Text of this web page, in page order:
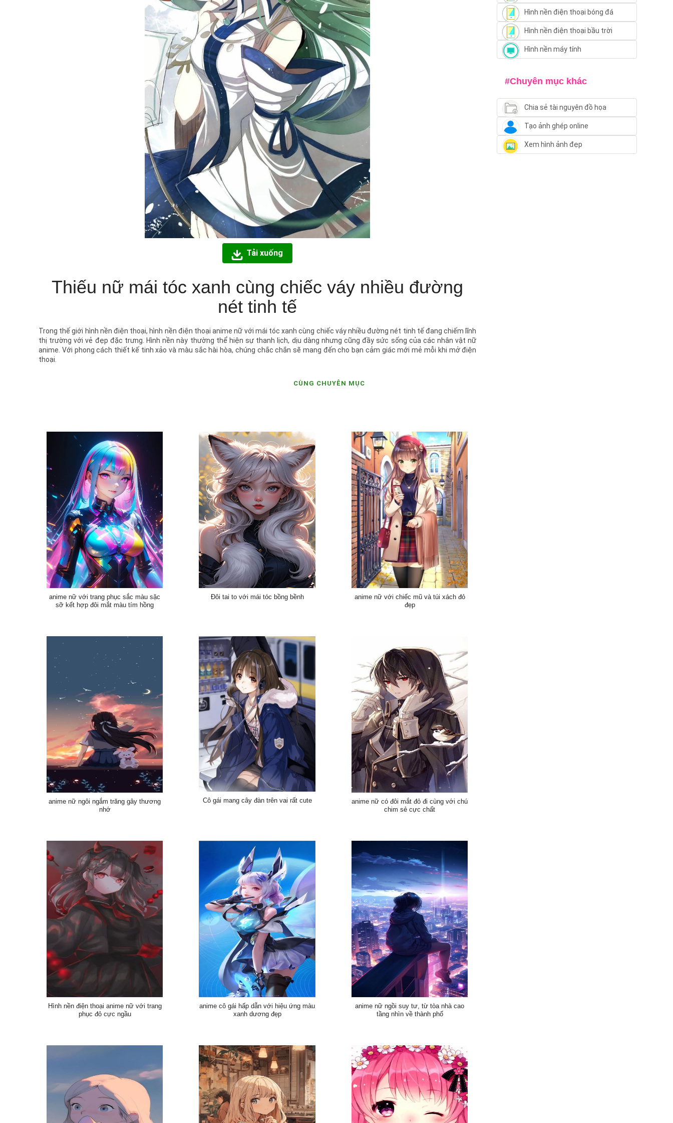
Tải xuống
Thiếu nữ mái tóc xanh cùng chiếc váy nhiều đường
nét tinh tế
Trong thế giới hình nền điện thoại, hình nền điện thoại anime nữ với mái tóc xanh cùng chiếc váy nhiều đường nét tinh tế đang chiếm lĩnh
thị trường với vẻ đẹp đặc trưng. Hình nền này thường thể hiện sự thanh lịch, dịu dàng nhưng cũng đầy sức sống của các nhân vật nữ
anime. Với phong cách thiết kế tinh xảo và màu sắc hài hòa, chúng chắc chắn sẽ mang đến cho bạn cảm giác mới mẻ mỗi khi mở điện
thoại.
CÙNG CHUYÊN MỤC
anime nữ với trang phục sắc màu sặc
sỡ kết hợp đôi mắt màu tím hồng
Đôi tai to với mái tóc bồng bềnh
anime nữ với chiếc mũ và túi xách đỏ
đẹp
anime nữ ngôi ngắm trăng gây thương
nhớ
Cô gái mang cây đàn trên vai rất cute
anime nữ có đôi mắt đỏ đi cùng với chú
chim sẻ cực chất
Hình nền điện thoại anime nữ với trang
phục đỏ cực ngầu
anime cô gái hấp dẫn với hiệu ứng màu
xanh dương đẹp
anime nữ ngồi suy tư, từ tòa nhà cao
tầng nhìn về thành phố
Hình nền điện thoại bóng đá
Hình nền điện thoại bầu trời
Hình nền máy tính
#Chuyên mục khác
Chia sẻ tài nguyên đồ họa
Tạo ảnh ghép online
Xem hình ảnh đẹp